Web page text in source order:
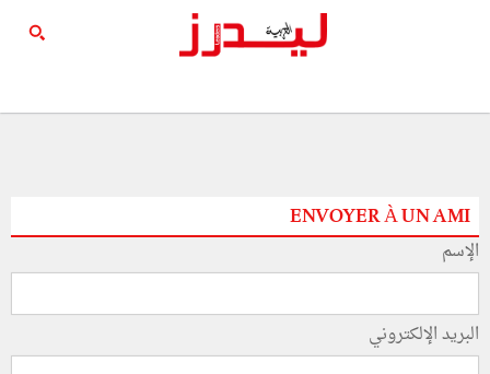
ENVOYER À UN AMI
الإسم
البريد الإلكتروني